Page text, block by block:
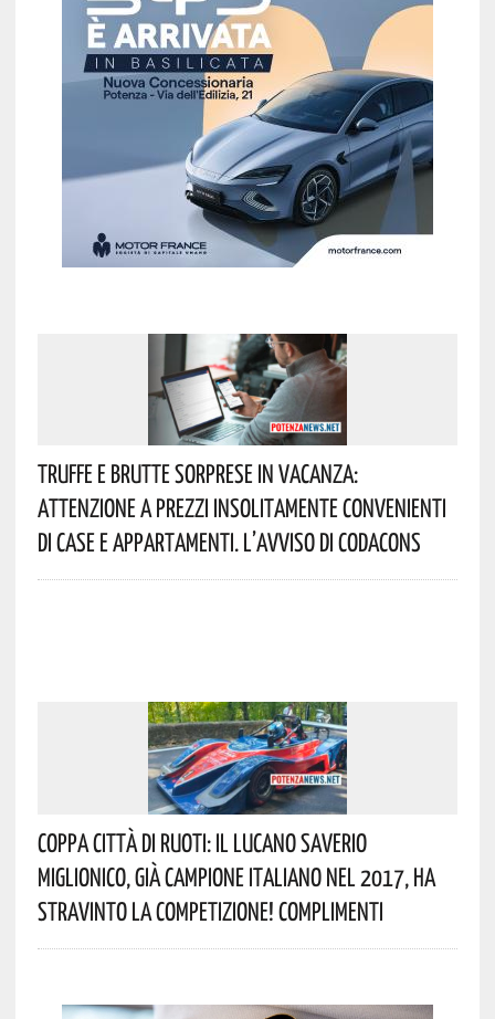
Truffe E Brutte Sorprese In Vacanza:
Attenzione A Prezzi Insolitamente Convenienti
Di Case E Appartamenti. L’avviso Di Codacons
Coppa Città Di Ruoti: Il Lucano Saverio
Miglionico, Già Campione Italiano Nel 2017, Ha
Stravinto La Competizione! Complimenti